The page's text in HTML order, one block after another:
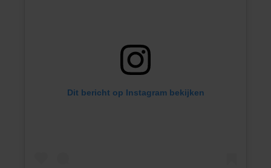
Dit bericht op Instagram bekijken